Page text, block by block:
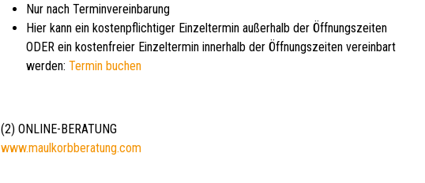
Nur nach Terminvereinbarung
Hier kann ein kostenpflichtiger Einzeltermin außerhalb der Öffnungszeiten
ODER ein kostenfreier Einzeltermin innerhalb der Öffnungszeiten vereinbart
werden:Termin buchen
(2) ONLINE-BERATUNG
www.maulkorbberatung.com